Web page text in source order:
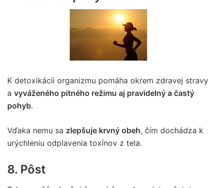
K detoxikácii organizmu pomáha okrem zdravej stravy
a vyváženého pitného režimu aj pravidelný a častý
pohyb.
Vďaka nemu sa zlepšuje krvný obeh, čím dochádza k
urýchleniu odplavenia toxínov z tela.
8. Pôst